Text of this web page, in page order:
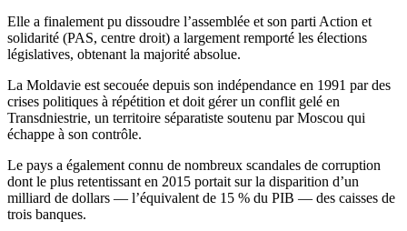
Elle a finalement pu dissoudre l’assemblée et son parti Action et
solidarité (PAS, centre droit) a largement remporté les élections
législatives, obtenant la majorité absolue.
La Moldavie est secouée depuis son indépendance en 1991 par des
crises politiques à répétition et doit gérer un conflit gelé en
Transdniestrie, un territoire séparatiste soutenu par Moscou qui
échappe à son contrôle.
Le pays a également connu de nombreux scandales de corruption
dont le plus retentissant en 2015 portait sur la disparition d’un
milliard de dollars — l’équivalent de 15 % du PIB — des caisses de
trois banques.